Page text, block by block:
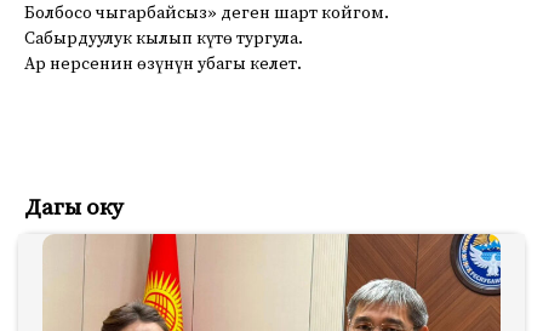
Болбосо чыгарбайсыз» деген шарт койгом.
Сабырдуулук кылып күтө тургула.
Ар нерсенин өзүнүн убагы келет.
Дагы оку